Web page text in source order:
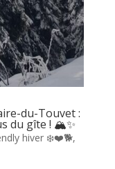
du-Touvet :
du gîte ! 🏔️✨
hiver ❄️❤️🐕,